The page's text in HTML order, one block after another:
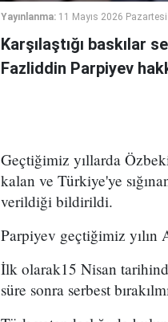
Yayınlanma: 11 Mayıs 2026
Karşılaştığı baskılar
Fazliddin Parpiyev
Geçtiğimiz yıllarda
kalan ve Türkiye'ye
verildiği bildirildi.
Parpiyev geçtiğimiz yılın
İlk olarak15 Nisan
süre sonra serbest